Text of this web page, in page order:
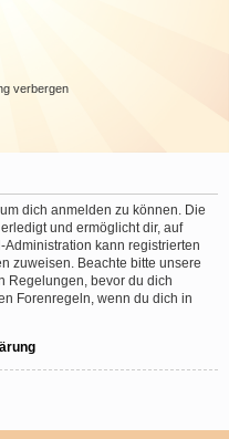
verbergen
dich anmelden zu können. Die
und ermöglicht dir, auf
kann registrierten
zuweisen. Beachte bitte unsere
Regelungen, bevor du dich
Forenregeln, wenn du dich in